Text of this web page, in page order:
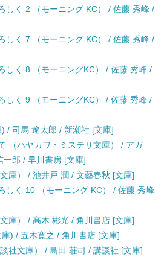
しく 2 （モーニング KC） / 佐藤 秀峰 /
しく 7 （モーニング KC） / 佐藤 秀峰 /
しく 8 （モーニングKC） / 佐藤 秀峰 /
しく 9 （モーニングKC） / 佐藤 秀峰 /
/ 司馬 遼太郎 / 新潮社 [文庫]
（ハヤカワ・ミステリ文庫） / アガ
一郎 / 早川書房 [文庫]
庫） / 池井戸 潤 / 文藝春秋 [文庫]
しく 10 （モーニング KC） / 佐藤 秀峰
庫） / 高木 彬光 / 角川書店 [文庫]
) / 五木寛之 / 角川書店 [文庫]
社文庫） / 島田 荘司 / 講談社 [文庫]